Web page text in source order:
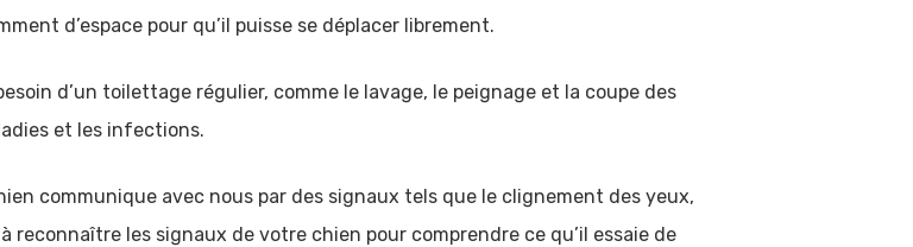
d’espace pour qu’il puisse se déplacer librement.
d’un toilettage régulier, comme le lavage, le peignage et la coupe des
et les infections.
communique avec nous par des signaux tels que le clignement des yeux,
reconnaître les signaux de votre chien pour comprendre ce qu’il essaie de